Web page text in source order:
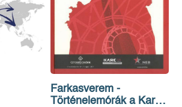
Farkasverem -
Történelemórák a Karc